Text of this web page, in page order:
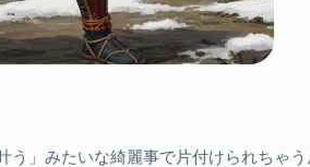
」みたいな綺麗事で片付けられちゃ